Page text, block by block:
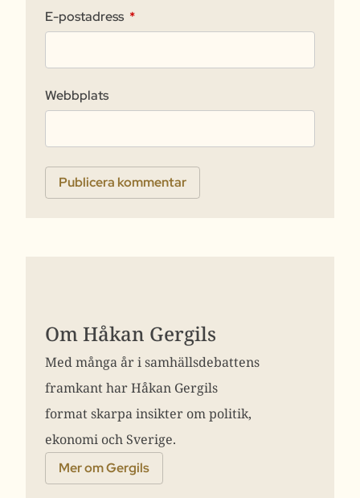
E-postadress *
Webbplats
Om Håkan Gergils
Med många år i samhällsdebattens
framkant har Håkan Gergils
format skarpa insikter om politik,
ekonomi och Sverige.
Mer om Gergils